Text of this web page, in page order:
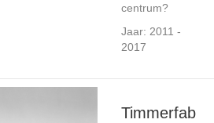
centrum?
Jaar: 2011 -
2017
Timmerfab